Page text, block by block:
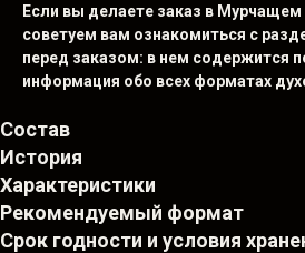
Если вы делаете заказ в
советуем вам ознакомиться с
перед заказом: в нем содержится
информация обо всех форматах
Состав
История
Характеристики
Рекомендуемый формат
Срок годности и условия